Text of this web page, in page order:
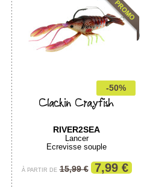
-50%
Clackin Crayfish
RIVER2SEA
Lancer
Ecrevisse souple
À PARTIR DE 15,99 € 7,99 €